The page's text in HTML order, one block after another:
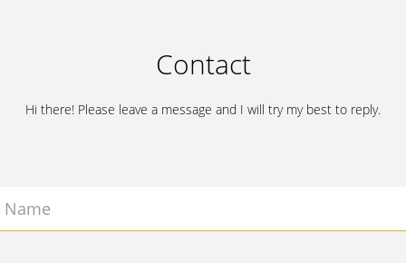
Contact
Hi there! Please leave a message and I will try my best to reply.
Name